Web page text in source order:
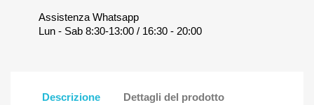
Assistenza Whatsapp
Lun - Sab 8:30-13:00 / 16:30 - 20:00
Descrizione Dettagli del prodotto